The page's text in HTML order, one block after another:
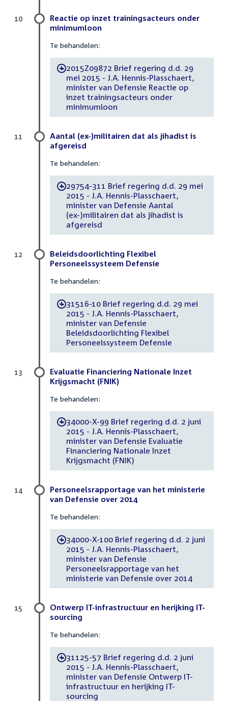
Reactie op inzet trainingsacteurs onder
minimumloon
Te behandelen:
-2015Z09872 Brief regering d.d. 29
mei 2015 - J.A. Hennis-Plasschaert,
minister van Defensie Reactie op
inzet trainingsacteurs onder
minimumloon
10
Aantal (ex-)militairen dat als jihadist is
afgereisd
Te behandelen:
-29754-311 Brief regering d.d. 29 mei
2015 - J.A. Hennis-Plasschaert,
minister van Defensie Aantal
(ex-)militairen dat als jihadist is
afgereisd
11
Beleidsdoorlichting Flexibel
Personeelssysteem Defensie
Te behandelen:
-31516-10 Brief regering d.d. 29 mei
2015 - J.A. Hennis-Plasschaert,
minister van Defensie
Beleidsdoorlichting Flexibel
Personeelssysteem Defensie
12
Evaluatie Financiering Nationale Inzet
Krijgsmacht (FNIK)
Te behandelen:
-34000-X-99 Brief regering d.d. 2 juni
2015 - J.A. Hennis-Plasschaert,
minister van Defensie Evaluatie
Financiering Nationale Inzet
Krijgsmacht (FNIK)
13
Personeelsrapportage van het ministerie
van Defensie over 2014
Te behandelen:
-34000-X-100 Brief regering d.d. 2 juni
2015 - J.A. Hennis-Plasschaert,
minister van Defensie
Personeelsrapportage van het
ministerie van Defensie over 2014
14
Ontwerp IT-infrastructuur en herijking IT-
sourcing
Te behandelen:
-31125-57 Brief regering d.d. 2 juni
2015 - J.A. Hennis-Plasschaert,
minister van Defensie Ontwerp IT-
infrastructuur en herijking IT-
sourcing
15